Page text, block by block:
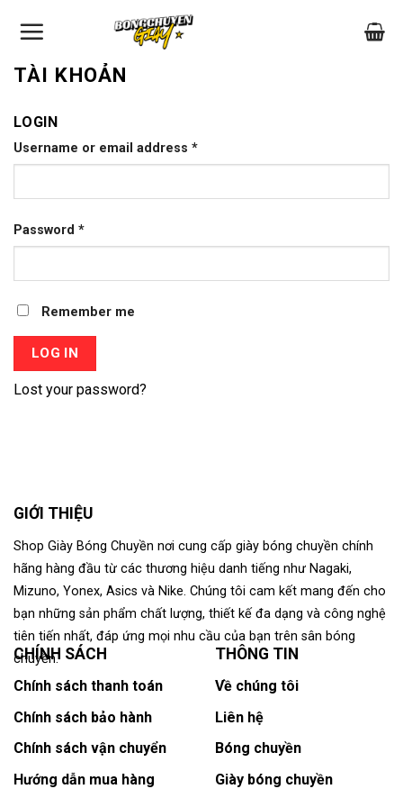
TÀI KHOẢN
LOGIN
Username or email address *
Password *
Remember me
LOG IN
Lost your password?
GIỚI THIỆU
Shop Giày Bóng Chuyền nơi cung cấp giày bóng chuyền chính
hãng hàng đầu từ các thương hiệu danh tiếng như Nagaki,
Mizuno, Yonex, Asics và Nike. Chúng tôi cam kết mang đến cho
bạn những sản phẩm chất lượng, thiết kế đa dạng và công nghệ
tiên tiến nhất, đáp ứng mọi nhu cầu của bạn trên sân bóng
chuyền.
CHÍNH SÁCH
Chính sách thanh toán
Chính sách bảo hành
Chính sách vận chuyển
Hướng dẫn mua hàng
THÔNG TIN
Về chúng tôi
Liên hệ
Bóng chuyền
Giày bóng chuyền